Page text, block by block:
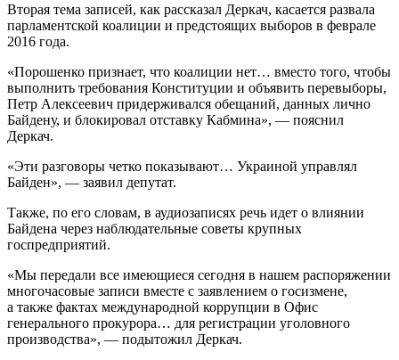
Вторая тема записей, как рассказал Деркач, касается развала
парламентской коалиции и предстоящих выборов в феврале
2016 года.
«Порошенко признает, что коалиции нет… вместо того, чтобы
выполнить требования Конституции и объявить перевыборы,
Петр Алексеевич придерживался обещаний, данных лично
Байдену, и блокировал отставку Кабмина», — пояснил
Деркач.
«Эти разговоры четко показывают… Украиной управлял
Байден», — заявил депутат.
Также, по его словам, в аудиозаписях речь идет о влиянии
Байдена через наблюдательные советы крупных
госпредприятий.
«Мы передали все имеющиеся сегодня в нашем распоряжении
многочасовые записи вместе с заявлением о госизмене,
а также фактах международной коррупции в Офис
генерального прокурора… для регистрации уголовного
производства», — подытожил Деркач.